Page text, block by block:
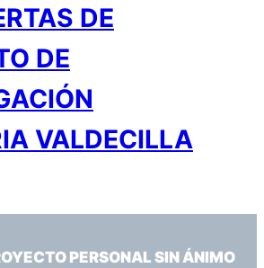
DE
DE
VALDECILLA
PERSONAL SIN ÁNIMO